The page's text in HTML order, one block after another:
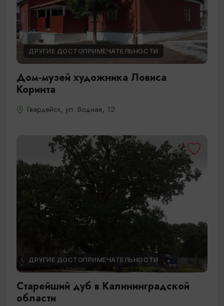
ДРУГИЕ ДОСТОПРИМЕЧАТЕЛЬНОСТИ
Дом-музей художника Ловиса
Коринта
Гвардейск, ул. Водная, 12
ДРУГИЕ ДОСТОПРИМЕЧАТЕЛЬНОСТИ
Старейший дуб в Калининградской
области